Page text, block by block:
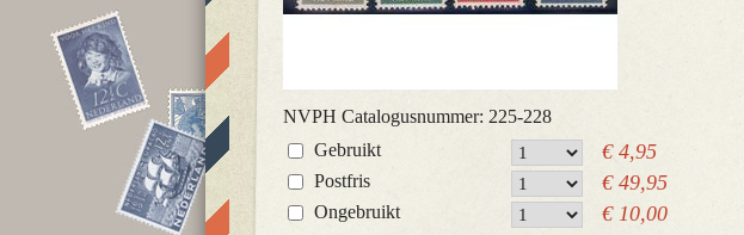
NVPH Catalogusnummer: 225-228
Gebruikt
€ 4,95
Postfris € 49,95
Ongebruikt € 10,00